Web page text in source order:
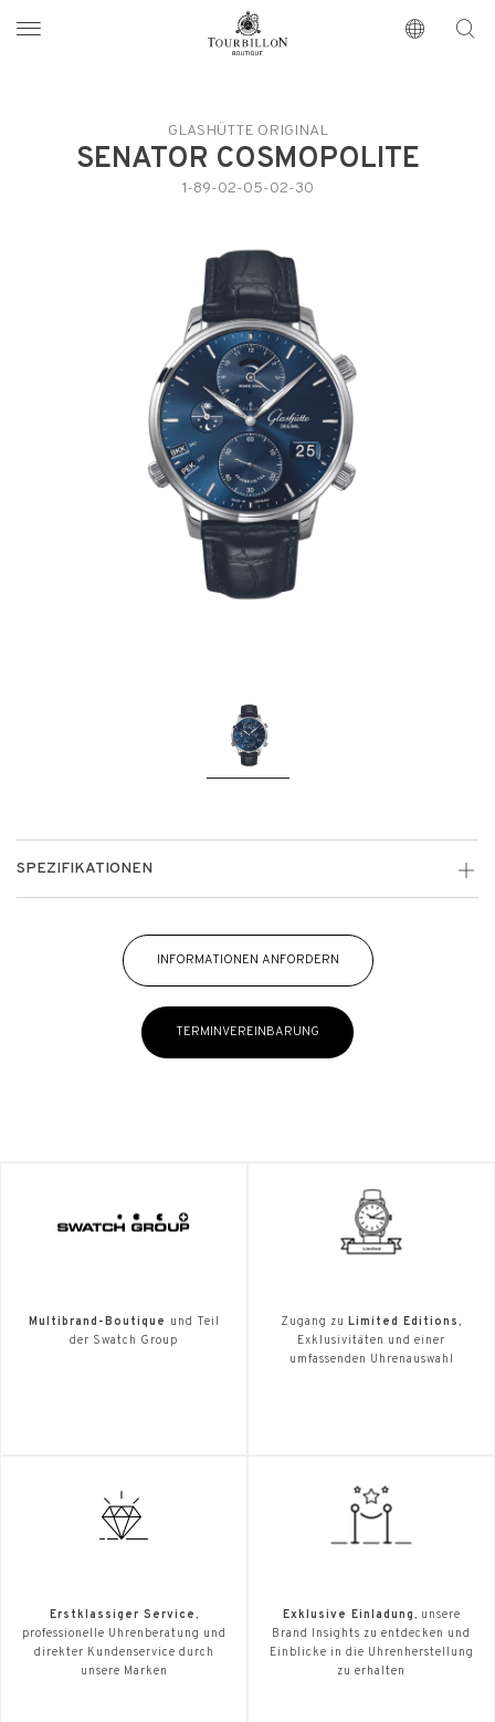
https://www.tourbillon.com/de
GLASHÜTTE ORIGINAL
SENATOR COSMOPOLITE
1-89-02-05-02-30
SPEZIFIKATIONEN
INFORMATIONEN ANFORDERN
TERMINVEREINBARUNG
Multibrand-Boutique
und Teil
der Swatch Group
Zugang zu Limited Editions,
Exklusivitäten und einer
umfassenden Uhrenauswahl
Erstklassiger Service,
professionelle Uhrenberatung und
direkter Kundenservice durch
unsere Marken
Exklusive Einladung, unsere
Brand Insights zu entdecken und
Einblicke in die Uhrenherstellung
zu erhalten